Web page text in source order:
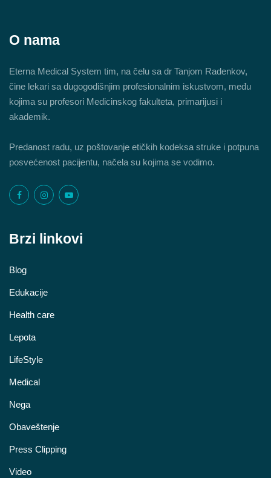
O nama
Eterna Medical System tim, na čelu sa dr Tanjom Radenkov,
čine lekari sa dugogodišnjim profesionalnim iskustvom, među
kojima su profesori Medicinskog fakulteta, primarijusi i
akademik.
Predanost radu, uz poštovanje etičkih kodeksa struke i potpuna
posvećenost pacijentu, načela su kojima se vodimo.
Brzi linkovi
Blog
Edukacije
Health care
Lepota
LifeStyle
Medical
Nega
Obaveštenje
Press Clipping
Video